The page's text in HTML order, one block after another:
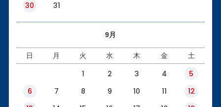
30
31
9月
日 月 火 水 木 金 土
1 2 3 4
5
6
7 8 9 10 11
12